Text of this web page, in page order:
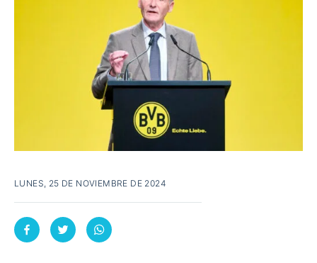
LUNES, 25 DE NOVIEMBRE DE 2024